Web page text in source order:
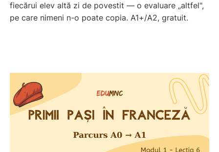
fiecărui elev altă zi de povestit — o evaluare „altfel",
pe care nimeni n-o poate copia. A1+/A2, gratuit.